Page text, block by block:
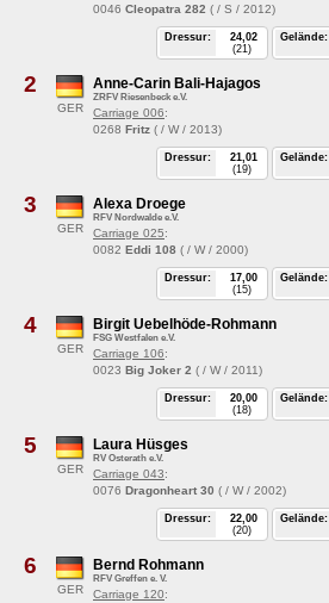
0046 Cleopatra 282 ( / S / 2012)
Gelände:
Dressur:
24,02
(21)
2
GER
Anne-Carin Bali-Hajagos
ZRFV Riesenbeck e.V.
Carriage 006:
0268 Fritz ( / W / 2013)
Gelände:
Dressur:
21,01
(19)
3
GER
Alexa Droege
RFV Nordwalde e.V.
Carriage 025:
0082 Eddi 108 ( / W / 2000)
Gelände:
Dressur:
17,00
(15)
4
GER
Birgit Uebelhöde-Rohmann
FSG Westfalen e.V.
Carriage 106:
0023 Big Joker 2 ( / W / 2011)
Gelände:
Dressur:
20,00
(18)
5
GER
Laura Hüsges
RV Osterath e.V.
Carriage 043:
0076 Dragonheart 30 ( / W / 2002)
Gelände:
Dressur:
22,00
(20)
6
GER
Bernd Rohmann
RFV Greffen e. V.
Carriage 120: